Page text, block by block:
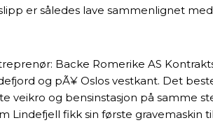
er således lave sammenlignet med
Backe Romerike AS
og pÃ¥ Oslos vestkant. Det
og bensinstasjon på samme
fikk sin første gravemaskin